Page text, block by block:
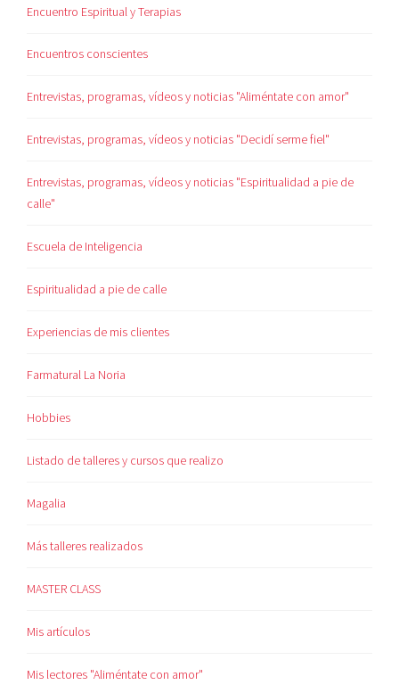
Encuentro Espiritual y Terapias
Encuentros conscientes
Entrevistas, programas, vídeos y noticias "Aliméntate con amor"
Entrevistas, programas, vídeos y noticias "Decidí serme fiel"
Entrevistas, programas, vídeos y noticias "Espiritualidad a pie de
calle"
Escuela de Inteligencia
Espiritualidad a pie de calle
Experiencias de mis clientes
Farmatural La Noria
Hobbies
Listado de talleres y cursos que realizo
Magalia
Más talleres realizados
MASTER CLASS
Mis artículos
Mis lectores "Aliméntate con amor"